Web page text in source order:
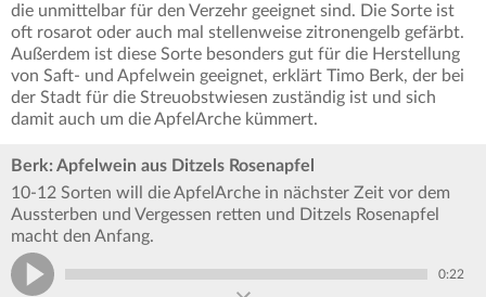
die unmittelbar für den Verzehr geeignet sind. Die Sorte ist
oft rosarot oder auch mal stellenweise zitronengelb gefärbt.
Außerdem ist diese Sorte besonders gut für die Herstellung
von Saft- und Apfelwein geeignet, erklärt Timo Berk, der bei
der Stadt für die Streuobstwiesen zuständig ist und sich
damit auch um die ApfelArche kümmert.
Berk: Apfelwein aus Ditzels Rosenapfel
10-12 Sorten will die ApfelArche in nächster Zeit vor dem
Aussterben und Vergessen retten und Ditzels Rosenapfel
macht den Anfang.
0:22